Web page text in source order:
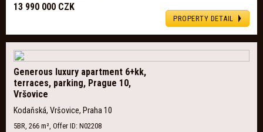
13 990 000 CZK
PROPERTY DETAIL
Generous luxury apartment 6+kk,
terraces, parking, Prague 10,
Vršovice
Kodaňská, Vršovice, Praha 10
5BR, 266 m², Offer ID: N02208